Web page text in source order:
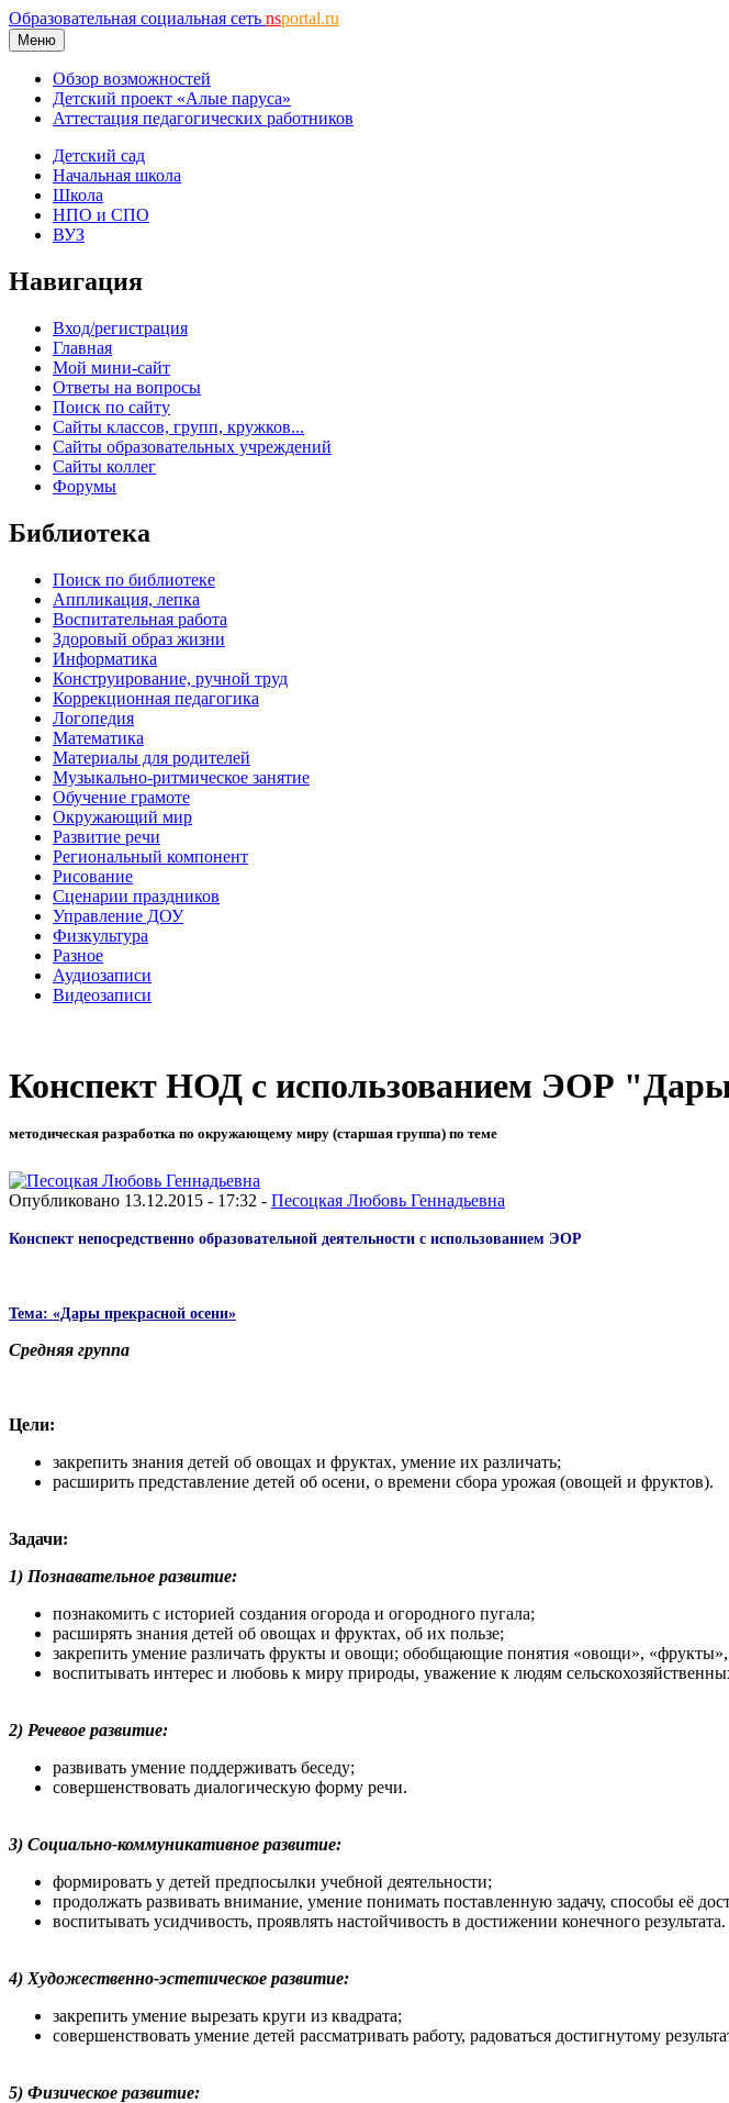
Образовательная социальная сеть nsportal.ru
Меню
Обзор возможностей
Детский проект «Алые паруса»
Аттестация педагогических работников
Детский сад
Начальная школа
Школа
НПО и СПО
ВУЗ
Навигация
Вход/регистрация
Главная
Мой мини-сайт
Ответы на вопросы
Поиск по сайту
Сайты классов, групп, кружков...
Сайты образовательных учреждений
Сайты коллег
Форумы
Библиотека
Поиск по библиотеке
Аппликация, лепка
Воспитательная работа
Здоровый образ жизни
Информатика
Конструирование, ручной труд
Коррекционная педагогика
Логопедия
Математика
Материалы для родителей
Музыкально-ритмическое занятие
Обучение грамоте
Окружающий мир
Развитие речи
Региональный компонент
Рисование
Сценарии праздников
Управление ДОУ
Физкультура
Разное
Аудиозаписи
Видеозаписи
Конспект НОД с использованием ЭОР "Дары
методическая разработка по окружающему миру (старшая группа) по теме
Опубликовано 13.12.2015 - 17:32 - Песоцкая Любовь Геннадьевна
Конспект непосредственно образовательной деятельности с использованием ЭОР
Тема: «Дары прекрасной осени»
Средняя группа
Цели:
закрепить знания детей об овощах и фруктах, умение их различать;
расширить представление детей об осени, о времени сбора урожая (овощей и фруктов).
Задачи:
1) Познавательное развитие:
познакомить с историей создания огорода и огородного пугала;
расширять знания детей об овощах и фруктах, об их пользе;
закрепить умение различать фрукты и овощи; обобщающие понятия «овощи»,
воспитывать интерес и любовь к миру природы, уважение к людям
2) Речевое развитие:
развивать умение поддерживать беседу;
совершенствовать диалогическую форму речи.
3) Социально-коммуникативное развитие:
формировать у детей предпосылки учебной деятельности;
продолжать развивать внимание, умение понимать поставленную задачу, способы её
воспитывать усидчивость, проявлять настойчивость в достижении конечного результата.
4) Художественно-эстетическое развитие:
закрепить умение вырезать круги из квадрата;
совершенствовать умение детей рассматривать работу, радоваться достигнутому
5) Физическое развитие: